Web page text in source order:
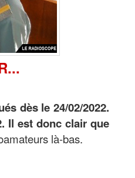
dès le 24/02/2022.
Il est donc clair que
là-bas.